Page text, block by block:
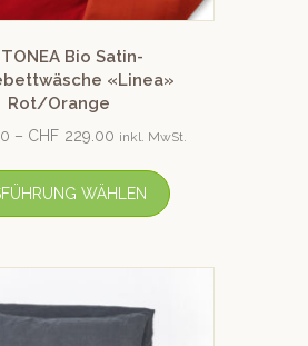
Bio Satin-
«Linea»
Rot/Orange
– CHF 229.00 inkl. MwSt.
WÄHLEN